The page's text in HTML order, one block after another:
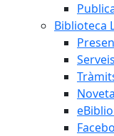
Biblioteca
Serveis